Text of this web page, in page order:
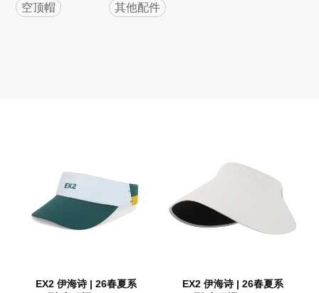
空顶帽 其他配件
EX2 伊海诗 | 26春夏系
EX2 伊海诗 | 26春夏系